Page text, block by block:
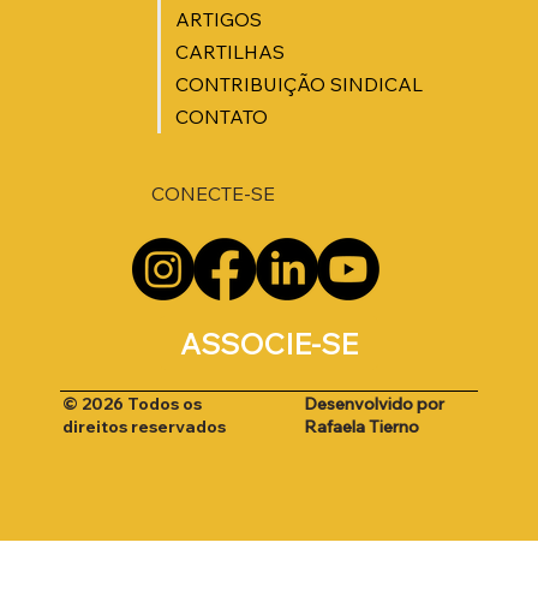
ARTIGOS
CARTILHAS
CONTRIBUIÇÃO SINDICAL
CONTATO
ASSOCIE-SE
CONECTE-SE
© 2026 Todos os
direitos reservados
Desenvolvido por
Rafaela Tierno